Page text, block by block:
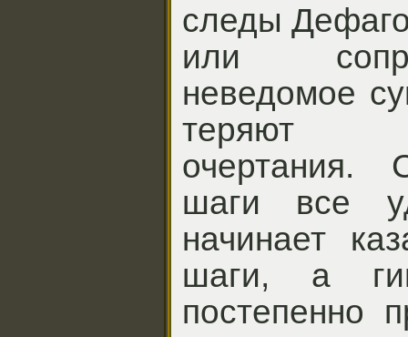
следы
или
неведомое
теряют
очертания.
шаги все
начинает
шаги, а
постепенно